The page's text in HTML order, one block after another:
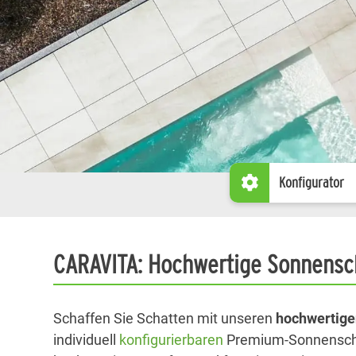
Konfigurator
CARAVITA: Hochwertige
Schaffen Sie Schatten mit unseren
individuell konfigurierbaren Premium-